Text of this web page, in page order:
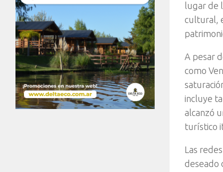
lugar de
cultural,
A pesar
como
incluye
alcanzó
turístico
Las
deseado